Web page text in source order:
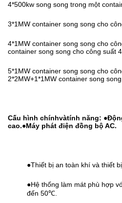
4*500kw song song trong một
3*1MW container song song cho
4*1MW container song song cho
container song song cho công suất
5*1MW container song song cho
2*2MW+1*1MW container song
Cấu hình chínhvàtính năng:
cao.●Máy phát điện đồng bộ AC.
●Thiết bị an toàn khí và thiết
●Hệ thống làm mát phù hợp
đến 50℃.